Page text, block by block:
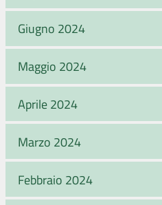
Giugno 2024
Maggio 2024
Aprile 2024
Marzo 2024
Febbraio 2024